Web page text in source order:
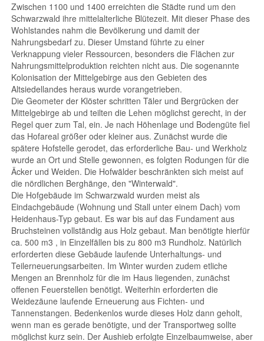
Zwischen 1100 und 1400 erreichten die Städte rund um den
Schwarzwald ihre mittelalterliche Blütezeit. Mit dieser Phase des
Wohlstandes nahm die Bevölkerung und damit der
Nahrungsbedarf zu. Dieser Umstand führte zu einer
Verknappung vieler Ressourcen, besonders die Flächen zur
Nahrungsmittelproduktion reichten nicht aus. Die sogenannte
Kolonisation der Mittelgebirge aus den Gebieten des
Altsiedellandes heraus wurde vorangetrieben.
Die Geometer der Klöster schritten Täler und Bergrücken der
Mittelgebirge ab und teilten die Lehen möglichst gerecht, in der
Regel quer zum Tal, ein. Je nach Höhenlage und Bodengüte fiel
das Hofareal größer oder kleiner aus. Zunächst wurde die
spätere Hofstelle gerodet, das erforderliche Bau- und Werkholz
wurde an Ort und Stelle gewonnen, es folgten Rodungen für die
Äcker und Weiden. Die Hofwälder beschränkten sich meist auf
die nördlichen Berghänge, den "Winterwald".
Die Hofgebäude im Schwarzwald wurden meist als
Eindachgebäude (Wohnung und Stall unter einem Dach) vom
Heidenhaus-Typ gebaut. Es war bis auf das Fundament aus
Bruchsteinen vollständig aus Holz gebaut. Man benötigte hierfür
ca. 500 m3 , in Einzelfällen bis zu 800 m3 Rundholz. Natürlich
erforderten diese Gebäude laufende Unterhaltungs- und
Teilerneuerungsarbeiten. Im Winter wurden zudem etliche
Mengen an Brennholz für die im Haus liegenden, zunächst
offenen Feuerstellen benötigt. Weiterhin erforderten die
Weidezäune laufende Erneuerung aus Fichten- und
Tannenstangen. Bedenkenlos wurde dieses Holz dann geholt,
wenn man es gerade benötigte, und der Transportweg sollte
möglichst kurz sein. Der Aushieb erfolgte Einzelbaumweise, aber